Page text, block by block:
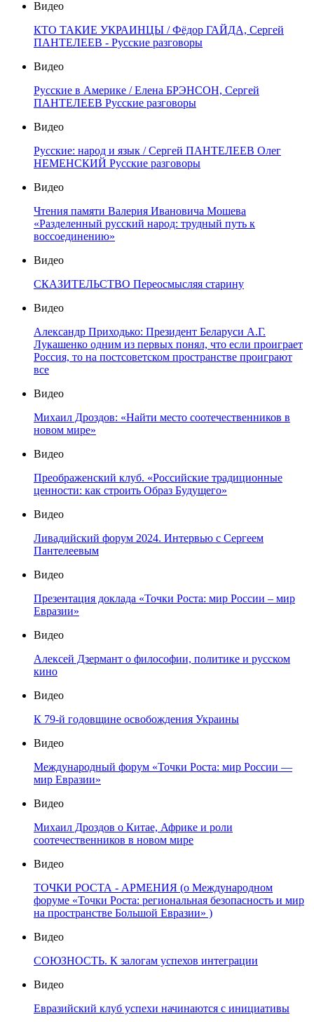
Видео
КТО ТАКИЕ УКРАИНЦЫ / Фёдор ГАЙДА, Сергей
ПАНТЕЛЕЕВ - Русские разговоры
Видео
Русские в Америке / Елена БРЭНСОН, Сергей
ПАНТЕЛЕЕВ Русские разговоры
Видео
Русские: народ и язык / Сергей ПАНТЕЛЕЕВ Олег
НЕМЕНСКИЙ Русские разговоры
Видео
Чтения памяти Валерия Ивановича Мошева
«Разделенный русский народ: трудный путь к
воссоединению»
Видео
СКАЗИТЕЛЬСТВО Переосмысляя старину
Видео
Александр Приходько: Президент Беларуси А.Г.
Лукашенко одним из первых понял, что если проиграет
Россия, то на постсоветском пространстве проиграют
все
Видео
Михаил Дроздов: «Найти место соотечественников в
новом мире»
Видео
Преображенский клуб. «Российские традиционные
ценности: как строить Образ Будущего»
Видео
Ливадийский форум 2024. Интервью с Сергеем
Пантелеевым
Видео
Презентация доклада «Точки Роста: мир России – мир
Евразии»
Видео
Алексей Дзермант о философии, политике и русском
кино
Видео
К 79-й годовщине освобождения Украины
Видео
Международный форум «Точки Роста: мир России —
мир Евразии»
Видео
Михаил Дроздов о Китае, Африке и роли
соотечественников в новом мире
Видео
ТОЧКИ РОСТА - АРМЕНИЯ (о Международном
форуме «Точки Роста: региональная безопасность и мир
на пространстве Большой Евразии» )
Видео
СОЮЗНОСТЬ. К залогам успехов интеграции
Видео
Евразийский клуб успехи начинаются с инициативы